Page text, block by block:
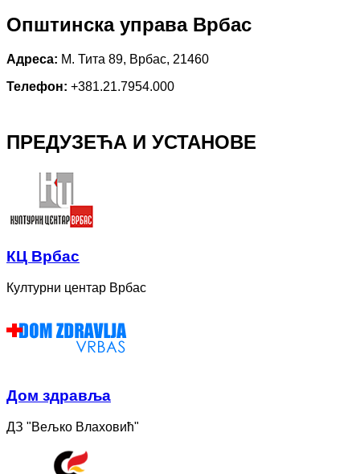
Општинска управа Врбас
Адреса: М. Тита 89, Врбас, 21460
Телефон: +381.21.7954.000
ПРЕДУЗЕЋА И УСТАНОВЕ
КЦ Врбас
Културни центар Врбас
Дом здравља
ДЗ "Вељко Влаховић"